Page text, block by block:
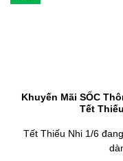
Khuyến Mãi SỐC
Tết
Tết Thiếu Nhi 1/6